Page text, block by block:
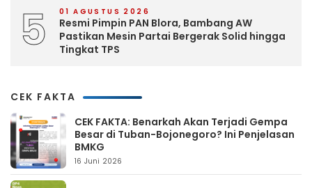
5 01 AGUSTUS 2026
Resmi Pimpin PAN Blora, Bambang AW
Pastikan Mesin Partai Bergerak Solid hingga
Tingkat TPS
CEK FAKTA
CEK FAKTA: Benarkah Akan Terjadi Gempa
Besar di Tuban-Bojonegoro? Ini Penjelasan
BMKG
16 Juni 2026